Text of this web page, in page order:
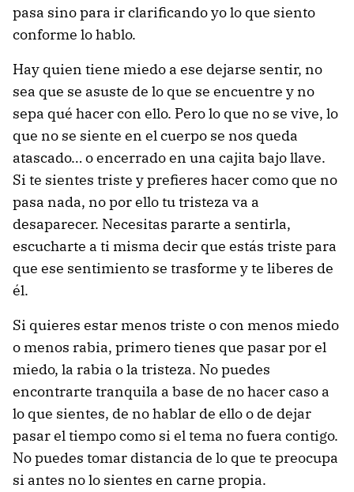
pasa sino para ir clarificando yo lo que siento
conforme lo hablo.
Hay quien tiene miedo a ese dejarse sentir, no
sea que se asuste de lo que se encuentre y no
sepa qué hacer con ello. Pero lo que no se vive, lo
que no se siente en el cuerpo se nos queda
atascado… o encerrado en una cajita bajo llave.
Si te sientes triste y prefieres hacer como que no
pasa nada, no por ello tu tristeza va a
desaparecer. Necesitas pararte a sentirla,
escucharte a ti misma decir que estás triste para
que ese sentimiento se trasforme y te liberes de
él.
Si quieres estar menos triste o con menos miedo
o menos rabia, primero tienes que pasar por el
miedo, la rabia o la tristeza. No puedes
encontrarte tranquila a base de no hacer caso a
lo que sientes, de no hablar de ello o de dejar
pasar el tiempo como si el tema no fuera contigo.
No puedes tomar distancia de lo que te preocupa
si antes no lo sientes en carne propia.